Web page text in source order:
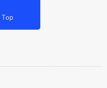
Top